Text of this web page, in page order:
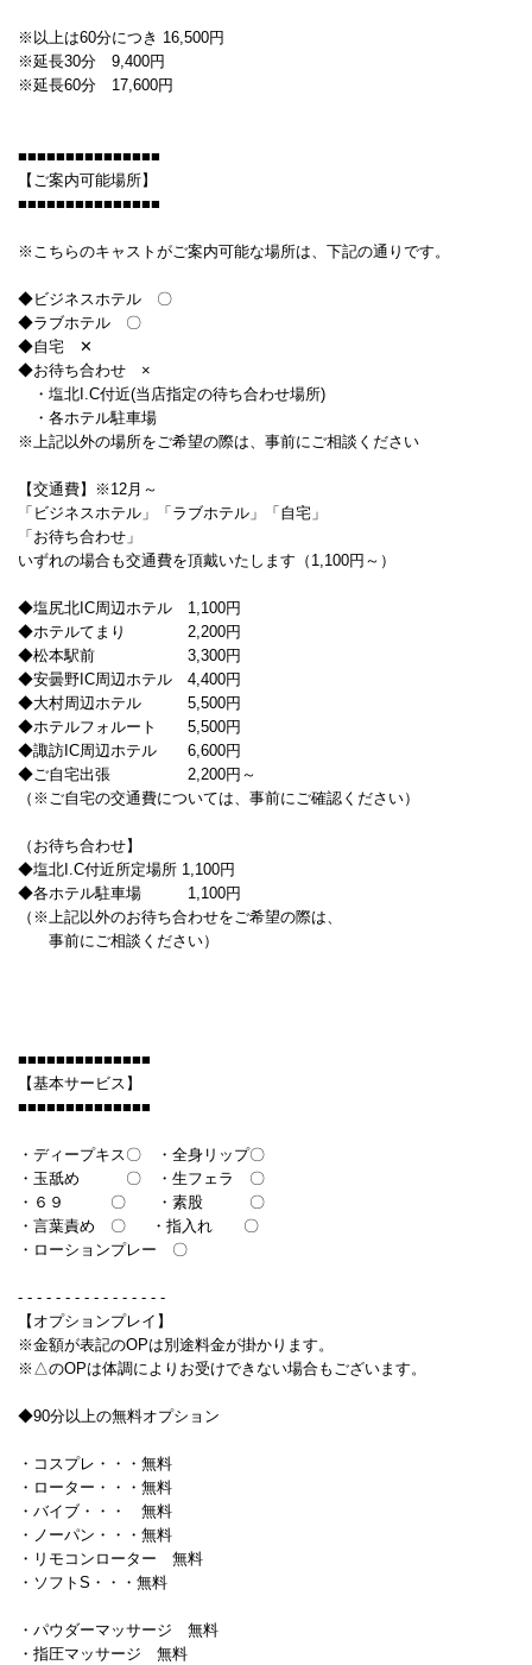
※以上は60分につき 16,500円
※延長30分 9,400円
※延長60分 17,600円
■■■■■■■■■■■■■■■
【ご案内可能場所】
■■■■■■■■■■■■■■■
※こちらのキャストがご案内可能な場所は、下記の通りです。
◆ビジネスホテル 〇
◆ラブホテル 〇
◆自宅 ✕
◆お待ち合わせ ×
・塩北I.C付近(当店指定の待ち合わせ場所)
・各ホテル駐車場
※上記以外の場所をご希望の際は、事前にご相談ください
【交通費】※12月～
「ビジネスホテル」「ラブホテル」「自宅」
「お待ち合わせ」
いずれの場合も交通費を頂戴いたします（1,100円～）
◆塩尻北IC周辺ホテル 1,100円
◆ホテルてまり 2,200円
◆松本駅前 3,300円
◆安曇野IC周辺ホテル 4,400円
◆大村周辺ホテル 5,500円
◆ホテルフォルート 5,500円
◆諏訪IC周辺ホテル 6,600円
◆ご自宅出張 2,200円～
（※ご自宅の交通費については、事前にご確認ください）
（お待ち合わせ】
◆塩北I.C付近所定場所 1,100円
◆各ホテル駐車場 1,100円
（※上記以外のお待ち合わせをご希望の際は、
事前にご相談ください）
■■■■■■■■■■■■■■
【基本サービス】
■■■■■■■■■■■■■■
・ディープキス〇 ・全身リップ〇
・玉舐め 〇 ・生フェラ 〇
・６９ 〇 ・素股 〇
・言葉責め 〇 ・指入れ 〇
・ローションプレー 〇
- - - - - - - - - - - - - - - -
【オプションプレイ】
※金額が表記のOPは別途料金が掛かります。
※△のOPは体調によりお受けできない場合もございます。
◆90分以上の無料オプション
・コスプレ・・・無料
・ローター・・・無料
・バイブ・・・ 無料
・ノーパン・・・無料
・リモコンローター 無料
・ソフトS・・・無料
・パウダーマッサージ 無料
・指圧マッサージ 無料